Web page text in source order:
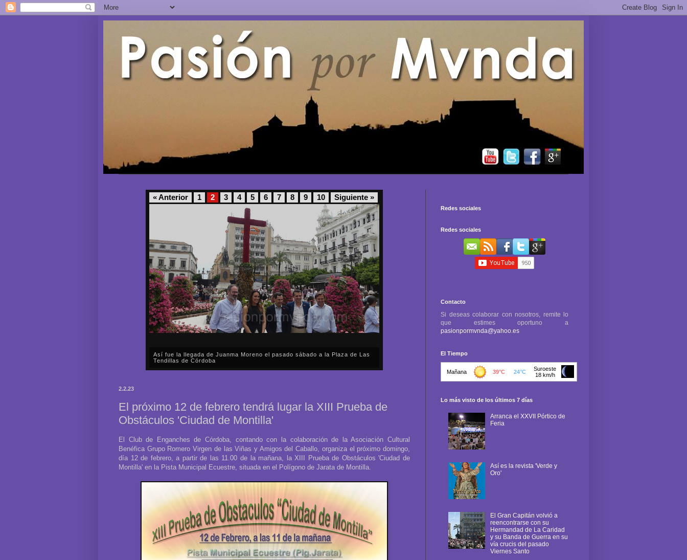
« Anterior 1 2 3 4 5 6 7 8 9 10 Siguiente »
Así fue la llegada de Juanma Moreno el pasado sábado a la Plaza de Las
Tendillas de Córdoba
2.2.23
El próximo 12 de febrero tendrá lugar la XIII Prueba de
Obstáculos 'Ciudad de Montilla'
El Club de Enganches de Córdoba, contando con la colaboración de la Asociación Cultural
Benéfica Grupo Romero Virgen de las Viñas y Amigos del Caballo, organiza el próximo domingo,
día 12 de febrero, a partir de las 11.00 de la mañana, la XIII Prueba de Obstáculos 'Ciudad de
Montilla' en la Pista Municipal Ecuestre, situada en el Polígono de Jarata de Montilla.
Redes sociales
Redes sociales
Contacto
Si deseas colaborar con nosotros, remite lo
que estimes oportuno a
pasionpormvnda@yahoo.es
El Tiempo
Lo más visto de los últimos 7 días
Arranca el XXVII Pórtico de
Feria
Así es la revista 'Verde y
Oro'
El Gran Capitán volvió a
reencontrarse con su
Hermandad de La Caridad
y su Banda de Guerra en su
vía crucis del pasado
Viernes Santo